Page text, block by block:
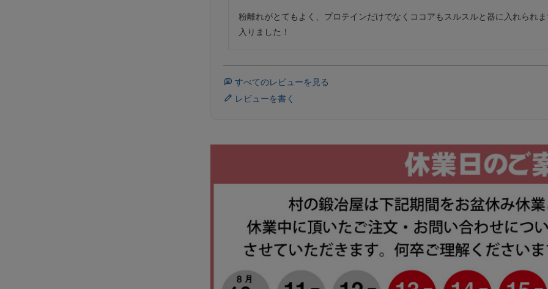
粉離れがとてもよく、プロテインだけでなくココアもスルスルと器に入れられ
入りました！
すべてのレビューを見る
レビューを書く